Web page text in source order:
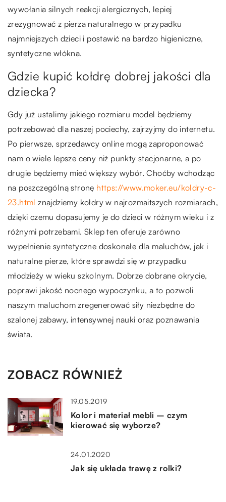
wywołania silnych reakcji alergicznych, lepiej
zrezygnować z pierza naturalnego w przypadku
najmniejszych dzieci i postawić na bardzo higieniczne,
syntetyczne włókna.
Gdzie kupić kołdrę dobrej jakości dla
dziecka?
Gdy już ustalimy jakiego rozmiaru model będziemy
potrzebować dla naszej pociechy, zajrzyjmy do internetu.
Po pierwsze, sprzedawcy online mogą zaproponować
nam o wiele lepsze ceny niż punkty stacjonarne, a po
drugie będziemy mieć większy wybór. Choćby wchodząc
na poszczególną stronę https://www.moker.eu/koldry-c-
23.html znajdziemy kołdry w najrozmaitszych rozmiarach,
dzięki czemu dopasujemy je do dzieci w różnym wieku i z
różnymi potrzebami. Sklep ten oferuje zarówno
wypełnienie syntetyczne doskonałe dla maluchów, jak i
naturalne pierze, które sprawdzi się w przypadku
młodzieży w wieku szkolnym. Dobrze dobrane okrycie,
poprawi jakość nocnego wypoczynku, a to pozwoli
naszym maluchom zregenerować siły niezbędne do
szalonej zabawy, intensywnej nauki oraz poznawania
świata.
ZOBACZ RÓWNIEŻ
19.05.2019
Kolor i materiał mebli – czym
kierować się wyborze?
24.01.2020
Jak się układa trawę z rolki?